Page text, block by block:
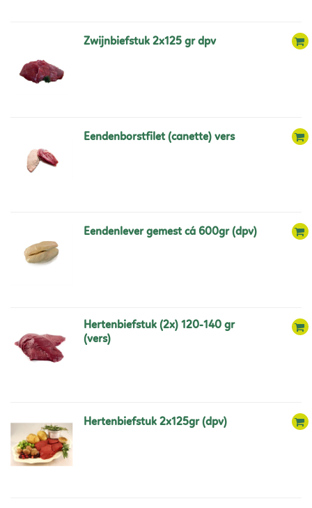
zwijnbiefstuk 2x125 gr dpv
eendenborstfilet (canette) vers
eendenlever gemest cá 600gr (dpv)
hertenbiefstuk (2x) 120-140 gr
(vers)
hertenbiefstuk 2x125gr (dpv)